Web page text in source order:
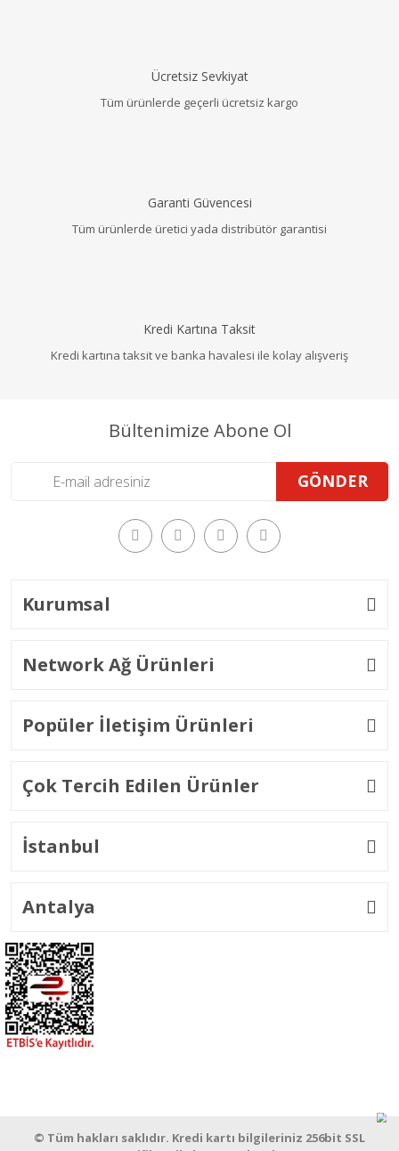
Ücretsiz Sevkiyat
Tüm ürünlerde geçerli ücretsiz kargo
Garanti Güvencesi
Tüm ürünlerde üretici yada distribütör garantisi
Kredi Kartına Taksit
Kredi kartına taksit ve banka havalesi ile kolay alışveriş
Bültenimize Abone Ol
GÖNDER
Kurumsal
Network Ağ Ürünleri
Popüler İletişim Ürünleri
Çok Tercih Edilen Ürünler
İstanbul
Antalya
© Tüm hakları saklıdır. Kredi kartı bilgileriniz 256bit SSL